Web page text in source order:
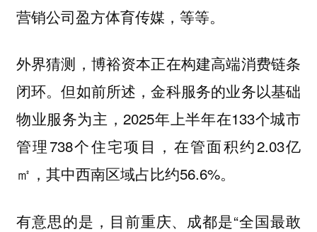
营销公司盈方体育传媒，等等。
外界猜测，博裕资本正在构建高端消费链条
闭环。但如前所述，金科服务的业务以基础
物业服务为主，2025年上半年在133个城市
管理738个住宅项目，在管面积约2.03亿
㎡，其中西南区域占比约56.6%。
有意思的是，目前重庆、成都是“全国最敢